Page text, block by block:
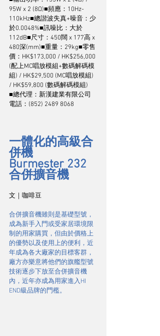
95W x 2 (8Ω)■頻應：10Hz-
110kHz■總諧波失真+噪音：少
於0.0048%■訊噪比：大於
112dB■尺寸：450闊 x 177高 x
480深(mm)■重量：29kg■零售
價：HK$173,000 / HK$256,000
(配上MC唱放模組+數碼解碼模
組) / HK$29,500 (MC唱放模組)
/ HK$59,800 (數碼解碼模組)
■總代理：新漢建業有限公司
電話：(852) 2489 8068
一體化的高級合
併機
Burmester 232
合併擴音機
文｜咖啡豆
合併擴音機雖則是基礎型號，
成為新手入門或受家居環境限
制的用家購買，但由於價格上
的優勢以及使用上的便利，近
年成為各大廠家的目標客群，
廠方亦樂意將他們的旗艦型號
技術逐步下放至合併擴音機
內，近年亦成為用家進入HI
END級品牌的門檻。